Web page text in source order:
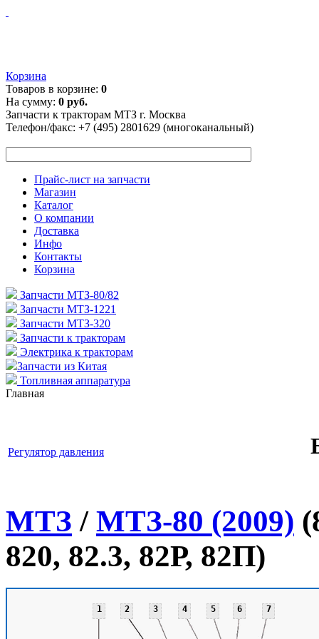
Корзина
Товаров в корзине: 0
На сумму: 0 руб.
Запчасти к тракторам МТЗ г. Москва
Телефон/факс: +7 (495) 2801629 (многоканальный)
Прайс-лист на запчасти
Магазин
Каталог
О компании
Доставка
Инфо
Контакты
Корзина
Запчасти МТЗ-80/82
Запчасти МТЗ-1221
Запчасти МТЗ-320
Запчасти к тракторам
Электрика к тракторам
Запчасти из Китая
Топливная аппаратура
Главная
Регулятор давления
МТЗ / МТЗ-80 (2009)
820, 82.3, 82Р, 82П)
1 2 3 4 5 6 7